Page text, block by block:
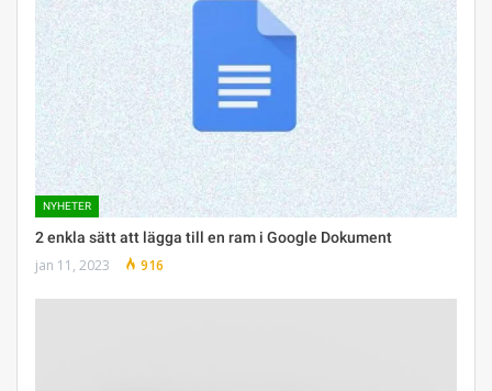
NYHETER
2 enkla sätt att lägga till en ram i Google Dokument
jan 11, 2023 916